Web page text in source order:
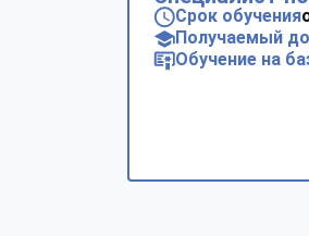
Срок обучения
Получаемый
Обучение на